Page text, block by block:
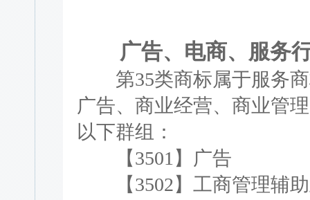
广告、电商、服务行
第35类商标属于服务商
广告、商业经营、商业管
以下群组：
【3501】广告
【3502】工商管理辅